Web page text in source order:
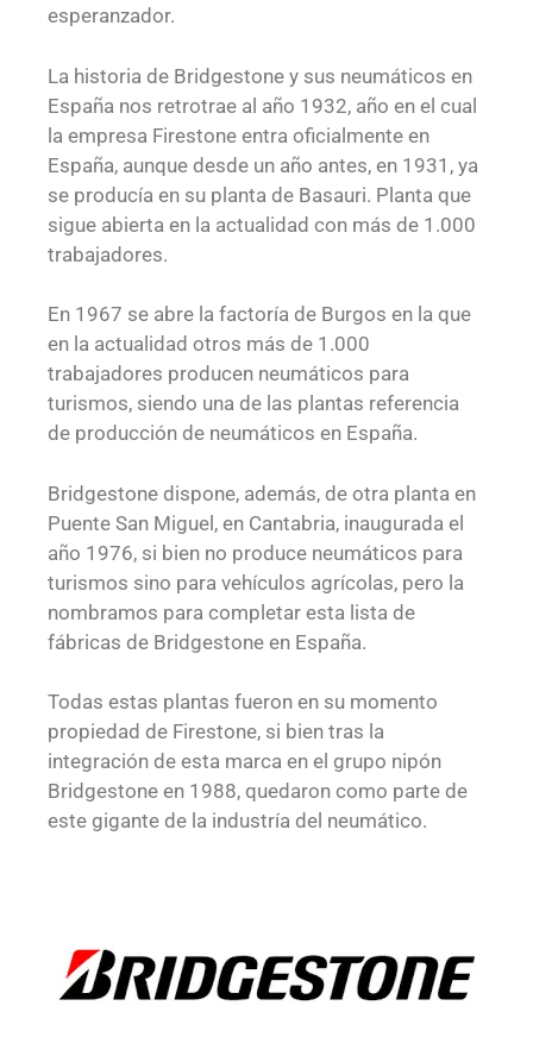
esperanzador.
La historia de Bridgestone y sus neumáticos en
España nos retrotrae al año 1932, año en el cual
la empresa Firestone entra oficialmente en
España, aunque desde un año antes, en 1931, ya
se producía en su planta de Basauri. Planta que
sigue abierta en la actualidad con más de 1.000
trabajadores.
En 1967 se abre la factoría de Burgos en la que
en la actualidad otros más de 1.000
trabajadores producen neumáticos para
turismos, siendo una de las plantas referencia
de producción de neumáticos en España.
Bridgestone dispone, además, de otra planta en
Puente San Miguel, en Cantabria, inaugurada el
año 1976, si bien no produce neumáticos para
turismos sino para vehículos agrícolas, pero la
nombramos para completar esta lista de
fábricas de Bridgestone en España.
Todas estas plantas fueron en su momento
propiedad de Firestone, si bien tras la
integración de esta marca en el grupo nipón
Bridgestone en 1988, quedaron como parte de
este gigante de la industría del neumático.